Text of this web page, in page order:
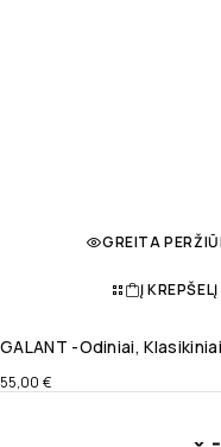
GREITA
Į KREPŠELĮ
GALANT -odiniai,
55,00 €